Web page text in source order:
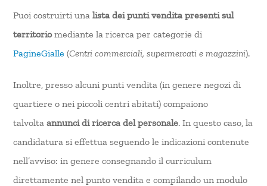
Puoi costruirti unalista dei punti vendita presenti sul
territoriomediante la ricerca per categorie di
PagineGialle (Centri commerciali, supermercati e magazzini).
Inoltre, presso alcuni punti vendita (in genere negozi di
quartiere o nei piccoli centri abitati) compaiono
talvolta annunci di ricerca del personale. In questo caso, la
candidatura si effettua seguendo le indicazioni contenute
nell’avviso: in genere consegnando il curriculum
direttamente nel punto vendita e compilando un modulo